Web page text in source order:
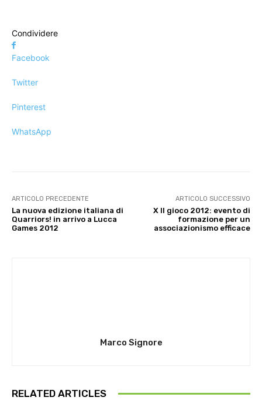
Condividere
Facebook
Twitter
Pinterest
WhatsApp
ARTICOLO PRECEDENTE
La nuova edizione italiana di
Quarriors! in arrivo a Lucca
Games 2012
ARTICOLO SUCCESSIVO
X Il gioco 2012: evento di
formazione per un
associazionismo efficace
Marco Signore
RELATED ARTICLES